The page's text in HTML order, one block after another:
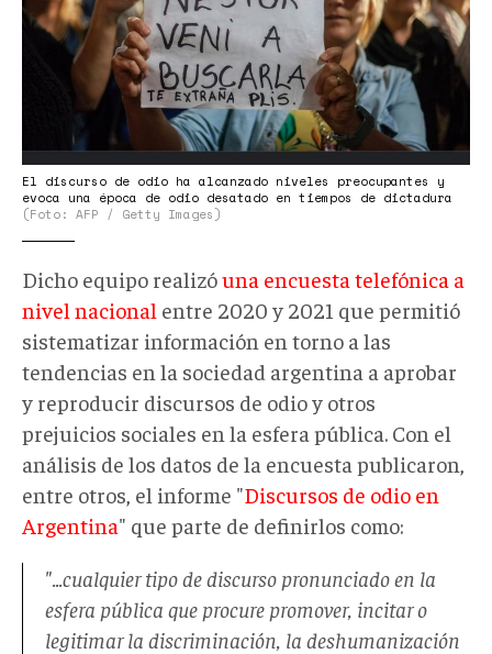
El discurso de odio ha alcanzado niveles preocupantes y
evoca una época de odio desatado en tiempos de dictadura
(Foto: AFP / Getty Images)
Dicho equipo realizóuna encuesta telefónica a
nivel nacional entre 2020 y 2021 que permitió
sistematizar información en torno a las
tendencias en la sociedad argentina a aprobar
y reproducir discursos de odio y otros
prejuicios sociales en la esfera pública. Con el
análisis de los datos de la encuesta publicaron,
entre otros, el informe "Discursos de odio en
Argentina" que parte de definirlos como:
" ...cualquier tipo de discurso pronunciado en la
esfera pública que procure promover, incitar o
legitimar la discriminación, la deshumanización